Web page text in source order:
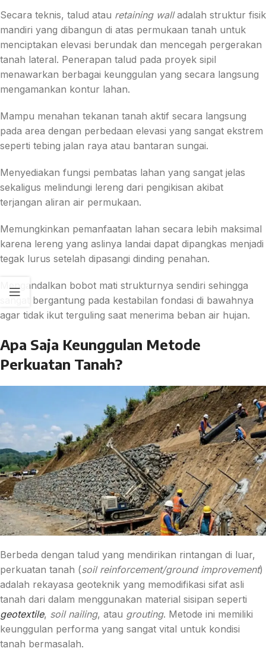
Secara teknis, talud atau retaining walladalah struktur fisik
mandiri yang dibangun di atas permukaan tanah untuk
menciptakan elevasi berundak dan mencegah pergerakan
tanah lateral. Penerapan talud pada proyek sipil
menawarkan berbagai keunggulan yang secara langsung
mengamankan kontur lahan.
Mampu menahan tekanan tanah aktif secara langsung
pada area dengan perbedaan elevasi yang sangat ekstrem
seperti tebing jalan raya atau bantaran sungai.
Menyediakan fungsi pembatas lahan yang sangat jelas
sekaligus melindungi lereng dari pengikisan akibat
terjangan aliran air permukaan.
Memungkinkan pemanfaatan lahan secara lebih maksimal
karena lereng yang aslinya landai dapat dipangkas menjadi
tegak lurus setelah dipasangi dinding penahan.
Mengandalkan bobot mati strukturnya sendiri sehingga
sangat bergantung pada kestabilan fondasi di bawahnya
agar tidak ikut terguling saat menerima beban air hujan.
Apa Saja Keunggulan Metode
Perkuatan Tanah?
Berbeda dengan talud yang mendirikan rintangan di luar,
perkuatan tanah (soil reinforcement/ground improvement)
adalah rekayasa geoteknik yang memodifikasi sifat asli
tanah dari dalam menggunakan material sisipan seperti
geotextile, soil nailing, atau grouting. Metode ini memiliki
keunggulan performa yang sangat vital untuk kondisi
tanah bermasalah.